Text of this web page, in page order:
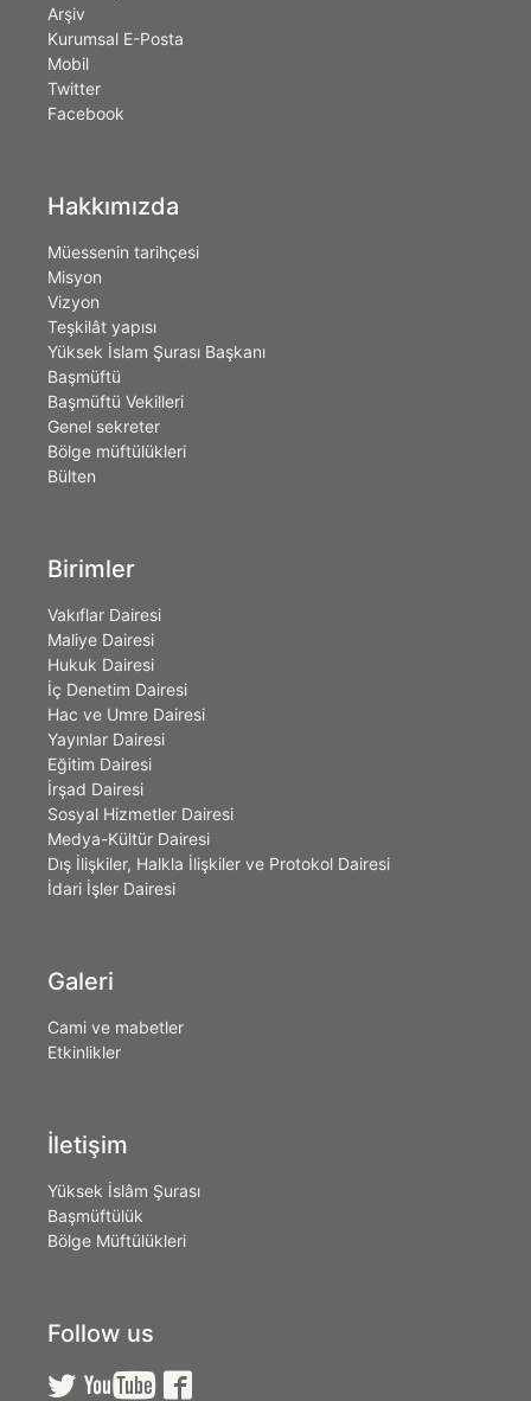
Arşiv
Kurumsal E-Posta
Mobil
Twitter
Facebook
Hakkımızda
Müessenin tarihçesi
Misyon
Vizyon
Teşkilât yapısı
Yüksek İslam Şurası Başkanı
Başmüftü
Başmüftü Vekilleri
Genel sekreter
Bölge müftülükleri
Bülten
Birimler
Vakıflar Dairesi
Maliye Dairesi
Hukuk Dairesi
İç Denetim Dairesi
Hac ve Umre Dairesi
Yayınlar Dairesi
Eğitim Dairesi
İrşad Dairesi
Sosyal Hizmetler Dairesi
Medya-Kültür Dairesi
Dış İlişkiler, Halkla İlişkiler ve Protokol Dairesi
İdari İşler Dairesi
Galeri
Cami ve mabetler
Etkinlikler
İletişim
Yüksek İslâm Şurası
Başmüftülük
Bölge Müftülükleri
Follow us
  